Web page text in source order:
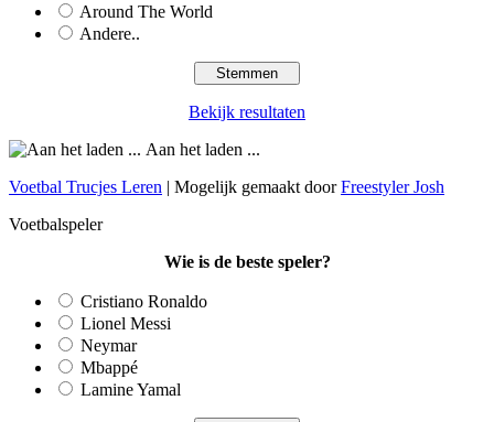
Around The World
Andere..
Bekijk resultaten
Aan het laden ...
Voetbal Trucjes Leren | Mogelijk gemaakt doorFreestyler Josh
Voetbalspeler
Wie is de beste speler?
Cristiano Ronaldo
Lionel Messi
Neymar
Mbappé
Lamine Yamal